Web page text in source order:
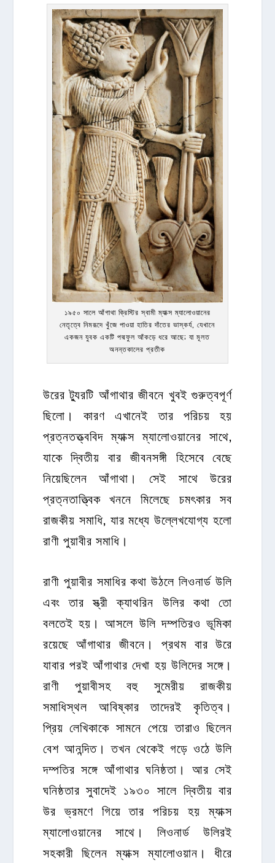
১৯৫০ সালে আঁগাথা ক্রিস্টির স্বামী ম্যাক্স ম্যালোওয়ানের
নেতৃত্বে নিমরূদে খুঁজে পাওয়া হাতির দাঁতের ভাস্কর্য, যেখানে
একজন যুবক একটি পদ্মফুল আঁকড়ে ধরে আছে; যা মূলত
অনন্তকালের প্রতীক
উরের ট্যুরটি আঁগাথার জীবনে খুবই গুরুত্বপূর্ণ
ছিলো। কারণ এখানেই তার পরিচয় হয়
প্রত্নতত্ত্ববিদ ম্যাক্স ম্যালোওয়ানের সাথে,
যাকে দ্বিতীয় বার জীবনসঙ্গী হিসেবে বেছে
নিয়েছিলেন আঁগাথা। সেই সাথে উরের
প্রত্নতাত্ত্বিকখননে মিলেছে চমৎকার সব
রাজকীয় সমাধি, যার মধ্যে উল্লেখযোগ্য হলো
রাণী পুয়াবীর সমাধি।
রাণী পুয়াবীর সমাধির কথা উঠলে লিওনার্ড উলি
এবং তার স্ত্রী ক্যাথরিন উলির কথা তো
বলতেই হয়। আসলে উলি দম্পতিরও ভূমিকা
রয়েছে আঁগাথার জীবনে। প্রথম বার উরে
যাবার পরই আঁগাথার দেখা হয় উলিদের সঙ্গে।
রাণী পুয়াবীসহ বহু সুমেরীয় রাজকীয়
সমাধিস্থল আবিষ্কার তাদেরই কৃতিত্ব।
প্রিয় লেখিকাকে সামনে পেয়ে তারাও ছিলেন
বেশ আনন্দিত। তখন থেকেই গড়ে ওঠে উলি
দম্পতির সঙ্গে আঁগাথার ঘনিষ্ঠতা। আর সেই
ঘনিষ্ঠতার সুবাদেই ১৯৩০ সালে দ্বিতীয় বার
উর ভ্রমণে গিয়ে তার পরিচয় হয় ম্যাক্স
ম্যালোওয়ানের সাথে। লিওনার্ড উলিরই
সহকারী ছিলেন ম্যাক্স ম্যালোওয়ান। ধীরে